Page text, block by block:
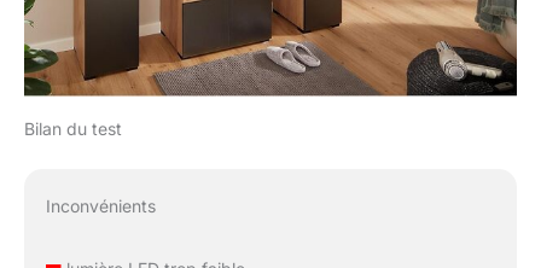
Bilan du test
Inconvénients